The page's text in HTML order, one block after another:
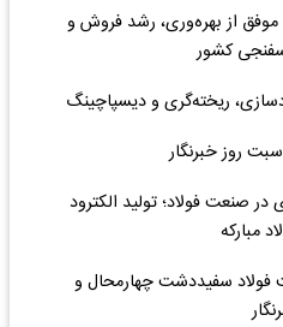
موفق از بهره‌وری، رشد فروش و
کشور
ریخته‌گری و دیسپاچینگ
روز خبرنگار
صنعت فولاد؛ تولید الکترود
مبارکه
فولاد سفیددشت چهارمحال و